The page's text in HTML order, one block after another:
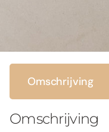
Omschrijving
Omschrijving